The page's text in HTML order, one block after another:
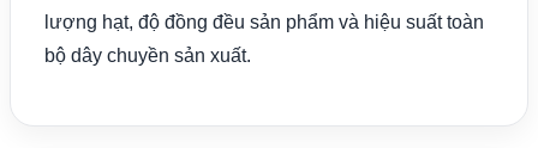
lượng hạt, độ đồng đều sản phẩm và hiệu suất toàn
bộ dây chuyền sản xuất.